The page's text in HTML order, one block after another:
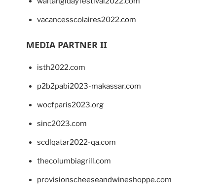
vacancesscolaires2022.com
MEDIA PARTNER II
isth2022.com
p2b2pabi2023-makassar.com
wocfparis2023.org
sinc2023.com
scdlqatar2022-qa.com
thecolumbiagrill.com
provisionscheeseandwineshoppe.com